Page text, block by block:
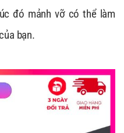
đó mảnh vỡ có thể làm
bạn.